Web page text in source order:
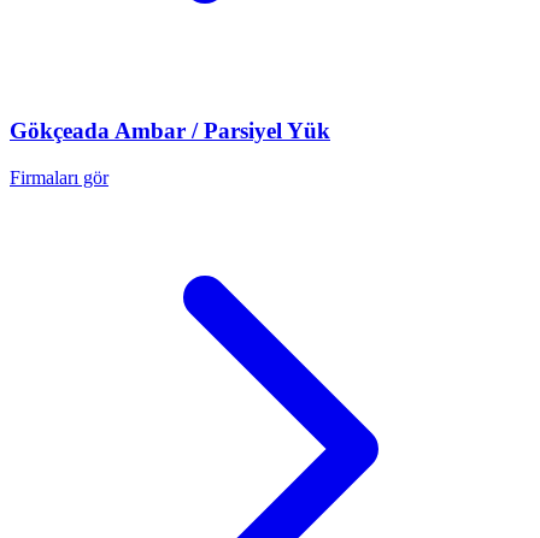
Gökçeada Ambar / Parsiyel Yük
Firmaları gör